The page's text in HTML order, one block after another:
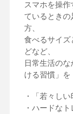
スマホを操
ているとき
方、
食べるサイズ
どなど、
日常生活の
ける習慣」を
・「若々し
・ハードな